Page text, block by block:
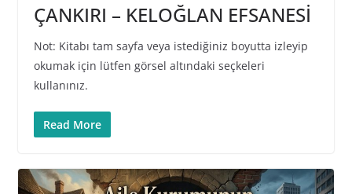
ÇANKIRI – KELOĞLAN EFSANESİ
Not: Kitabı tam sayfa veya istediğiniz boyutta izleyip
okumak için lütfen görsel altındaki seçkeleri
kullanınız.
Read More